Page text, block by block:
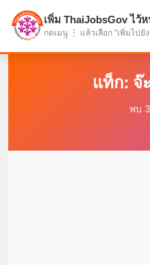
แบ่งปันโอกาส เพื่ออนาค
แท็ก: จ๊
พบ
เพิ่ม ThaiJobsGov ไว้
กดเมนู ⋮ แล้วเลือก "เพิ่มไปยั